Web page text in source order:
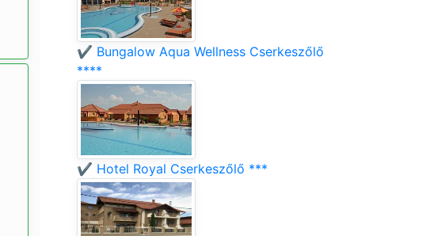
✔️ Bungalow Aqua Wellness Cserkeszőlő
****
✔️ Hotel Royal Cserkeszőlő ***